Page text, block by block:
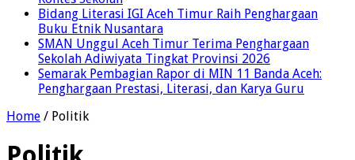
Bidang Literasi IGI Aceh Timur Raih Penghargaan
Buku Etnik Nusantara
SMAN Unggul Aceh Timur Terima Penghargaan
Sekolah Adiwiyata Tingkat Provinsi 2026
Semarak Pembagian Rapor di MIN 11 Banda Aceh:
Penghargaan Prestasi, Literasi, dan Karya Guru
Home / Politik